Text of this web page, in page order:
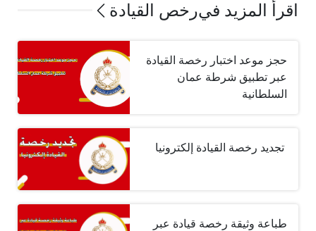
اقرأ المزيد فيرخص القيادة
حجز موعد اختبار رخصة القيادة
عبر تطبيق شرطة عمان
السلطانية
‏ تجديد رخصة القيادة إلكترونيا
طباعة وثيقة رخصة قيادة عبر